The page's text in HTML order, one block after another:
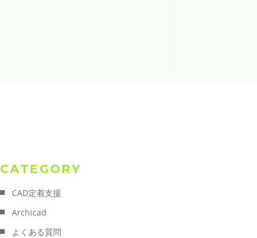
CATEGORY
CAD定着支援
Archicad
よくある質問